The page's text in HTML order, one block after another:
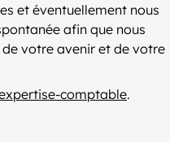
et éventuellement nous
afin que nous
votre avenir et de votre
comptable.